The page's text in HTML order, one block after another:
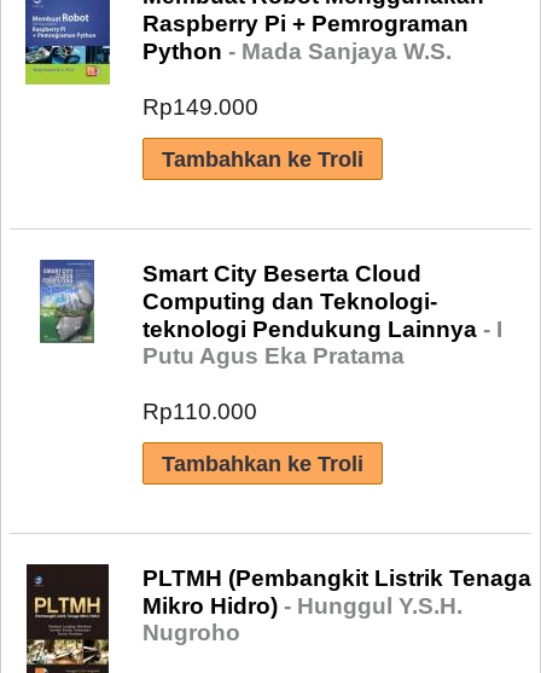
Raspberry Pi + Pemrograman
Python - Mada Sanjaya W.S.
Rp149.000
Smart City Beserta Cloud
Computing dan Teknologi-
teknologi Pendukung Lainnya - I
Putu Agus Eka Pratama
Rp110.000
PLTMH (Pembangkit Listrik Tenaga
Mikro Hidro) - Hunggul Y.S.H.
Nugroho